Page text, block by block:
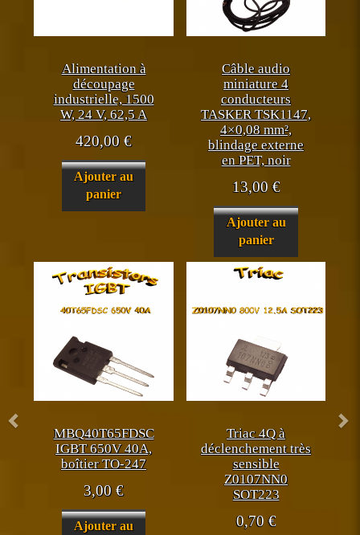
Alimentation à
découpage
industrielle, 1500
W, 24 V, 62,5 A
420,00 €
Ajouter au
panier
Câble audio
miniature 4
conducteurs
TASKER TSK1147,
4×0,08 mm²,
blindage externe
en PET, noir
13,00€
Ajouter au
panier
MBQ40T65FDSC
IGBT 650V 40A,
boîtier TO-247
3,00 €
Ajouter au
Triac 4Q à
déclenchement très
sensible
Z0107NN0
SOT223
0,70€